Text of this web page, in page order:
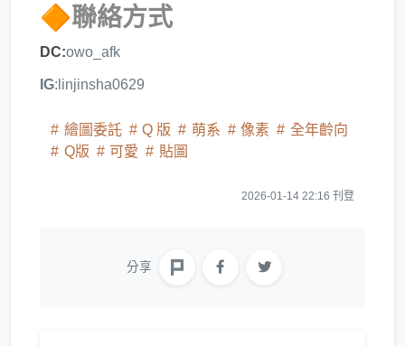
🔶聯絡方式
DC:owo_afk
IG:linjinsha0629
繪圖委託 Q 版 萌系 像素
全年齡向
Q版
可愛 貼圖
2026-01-14 22:16 刊登
分享